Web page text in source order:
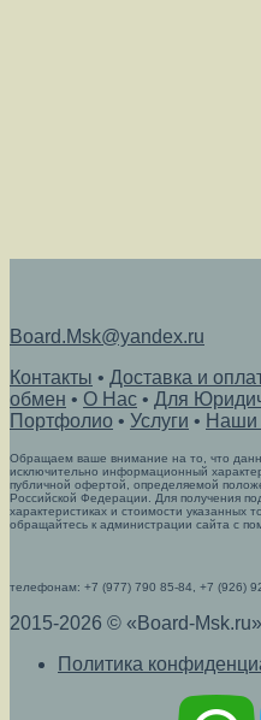
Board.Msk@yandex.ru
Контакты • Доставка и
обмен • О Нас • Для
Портфолио • Услуги • Наши
Обращаем ваше внимание на то, что
исключительно информационный
публичной офертой, определяемой
Российской Федерации. Для получения
характеристиках и стоимости указанных
обращайтесь к администрации сайта с
телефонам: +7 (977) 790 85-84, +7 (926)
2015-2026 © «Board-Msk.ru»
Политика